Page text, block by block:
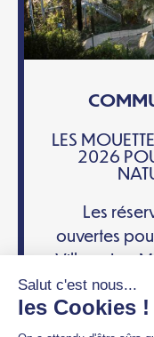
LES
2026
Les
ouvertes
Village Les
étoiles